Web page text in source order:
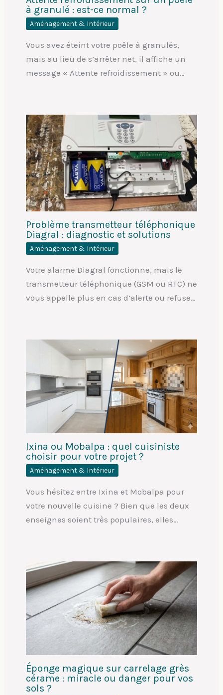
à granulé : est-ce normal ?
Aménagement & Intérieur
Vous avez éteint votre poêle à granulés,
mais au lieu de s’arrêter net, il affiche un
message « Attente refroidissement » ou…
Problème transmetteur téléphonique
Diagral : diagnostic et solutions
Aménagement & Intérieur
Votre alarme Diagral fonctionne, mais le
transmetteur téléphonique (GSM ou RTC) ne
vous appelle plus en cas d’alerte ou refuse…
Ixina ou Mobalpa : quel cuisiniste
choisir pour votre projet ?
Aménagement & Intérieur
Vous hésitez entre Ixina et Mobalpa pour
votre nouvelle cuisine ? Bien que les deux
enseignes soient très populaires, elles…
Éponge magique sur carrelage grès
cérame : miracle ou danger pour vos
sols ?